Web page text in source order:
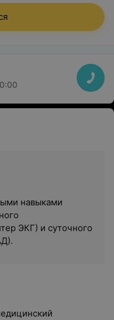
навыками
ЭКГ) и суточного